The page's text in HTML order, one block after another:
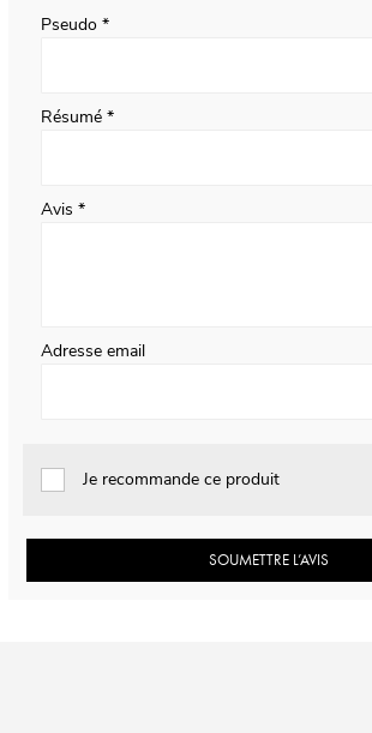
Pseudo
Résumé
Avis
Adresse email
Je recommande ce produit
SOUMETTRE L’AVIS